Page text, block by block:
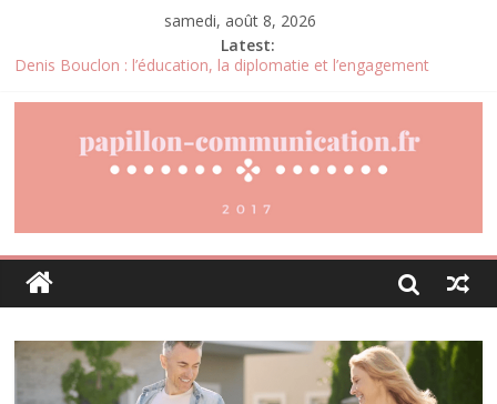
samedi, août 8, 2026
Latest:
Denis Bouclon : l’éducation, la diplomatie et l’engagement
marchés africains
Pourquoi la gestion locative devient un levier stratégique pour
Daniel Moquet : quand les avis clients deviennent un levier
d’amélioration continue ?
Agria : une assurance santé animale conçue pour répondre aux
besoins des propriétaires